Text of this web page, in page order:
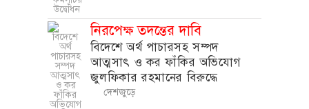
নিরপেক্ষ তদন্তের দাবি
বিদেশে অর্থ পাচারসহ সম্পদ
আত্মসাৎ ও কর ফাঁকির অভিযোগ
জুলফিকার রহমানের বিরুদ্ধে
দেশজুড়ে